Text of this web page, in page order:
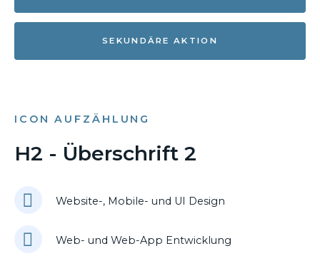
SEKUNDÄRE AKTION
ICON AUFZÄHLUNG
H2 - Überschrift 2
Website-, Mobile- und UI Design
Web- und Web-App Entwicklung